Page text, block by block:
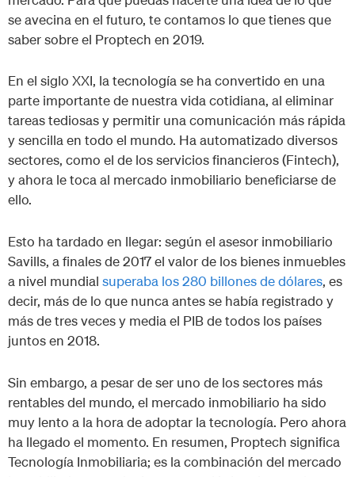
se avecina en el futuro, te contamos lo que tienes que
saber sobre el Proptech en 2019.
En el siglo XXI, la tecnología se ha convertido en una
parte importante de nuestra vida cotidiana, al eliminar
tareas tediosas y permitir una comunicación más rápida
y sencilla en todo el mundo. Ha automatizado diversos
sectores, como el de los servicios financieros (Fintech),
y ahora le toca al mercado inmobiliario beneficiarse de
ello.
Esto ha tardado en llegar: según el asesor inmobiliario
Savills, a finales de 2017 el valor de los bienes inmuebles
a nivel mundial superaba los 280 billones de dólares, es
decir, más de lo que nunca antes se había registrado y
más de tres veces y media el PIB de todos los países
juntos en 2018.
Sin embargo, a pesar de ser uno de los sectores más
rentables del mundo, el mercado inmobiliario ha sido
muy lento a la hora de adoptar la tecnología. Pero ahora
ha llegado el momento. En resumen, Proptech significa
Tecnología Inmobiliaria; es la combinación del mercado